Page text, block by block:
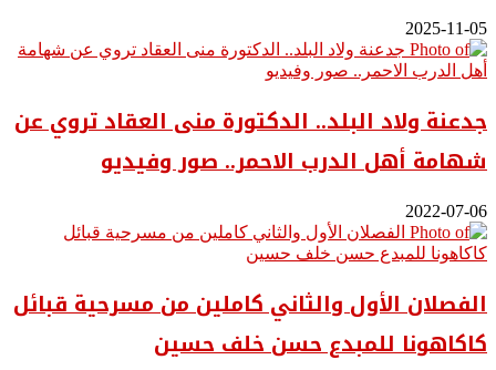
2025-11-05
جدعنة ولاد البلد.. الدكتورة منى العقاد تروي عن
شهامة أهل الدرب الاحمر.. صور وفيديو
2022-07-06
الفصلان الأول والثاني كاملين من مسرحية قبائل
كاكاهونا للمبدع حسن خلف حسين